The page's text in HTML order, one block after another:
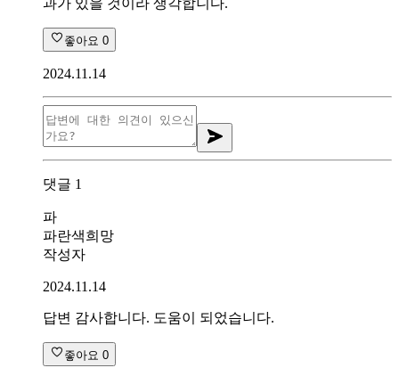
좋아요 0
2024.11.14
댓글 1
파
파란색희망
작성자
2024.11.14
답변 감사합니다. 도움이 되었습니다.
좋아요 0